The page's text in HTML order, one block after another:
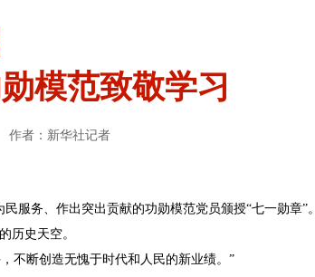
模范致敬学习
作者：新华社记者
服务、作出突出贡献的功勋模范党员颁授“七一勋章”。
历史天空。
不断创造无愧于时代和人民的新业绩。”